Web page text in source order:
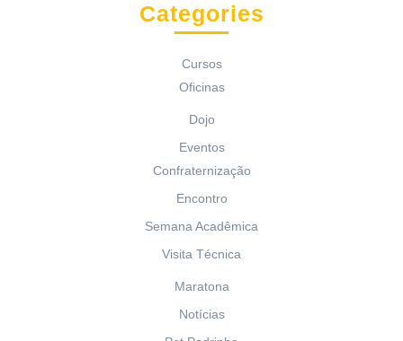
Categories
Cursos
Oficinas
Dojo
Eventos
Confraternização
Encontro
Semana Acadêmica
Visita Técnica
Maratona
Notícias